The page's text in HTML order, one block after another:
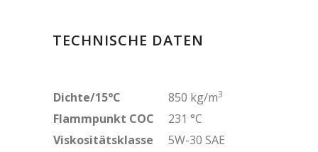
TECHNISCHE DATEN
Dichte/15°C 850 kg/m3
Flammpunkt COC
231 °C
Viskositätsklasse
5W-30 SAE